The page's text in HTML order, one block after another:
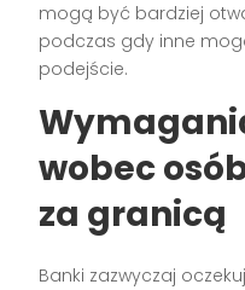
mogą być bardziej
podczas gdy inne
podejście.
wobec
za granicą
Banki zazwyczaj